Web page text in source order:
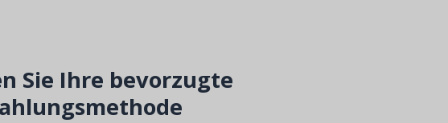
Sie Ihre bevorzugte